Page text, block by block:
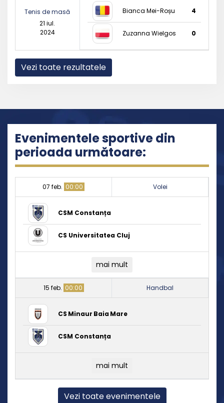
Tenis de masă
21 iul.
2024
Bianca Mei-Roșu 4
Zuzanna Wielgos 0
Vezi toate rezultatele
Evenimentele sportive din
perioada următoare:
07 feb. 00:00 Volei
CSM Constanța
CS Universitatea Cluj
mai mult
15 feb. 00:00 Handbal
CS Minaur Baia Mare
CSM Constanța
mai mult
Vezi toate evenimentele